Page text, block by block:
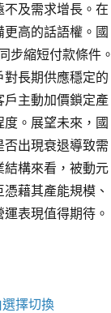
及需求增長。在
高的話語權。國
步縮短付款條件
長期供應穩定的
主動加價鎖定產
。展望未來，國
出現衰退導致需
構來看，被動元
藉其產能規模、
表現值得期待。
擇切換